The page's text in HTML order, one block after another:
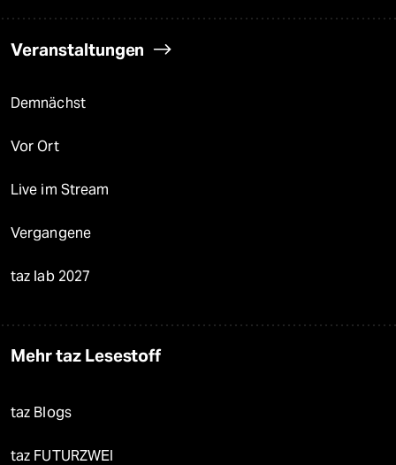
Veranstaltungen
Demnächst
Vor Ort
Live im Stream
Vergangene
taz lab 2027
Mehr taz Lesestoff
taz Blogs
taz FUTURZWEI